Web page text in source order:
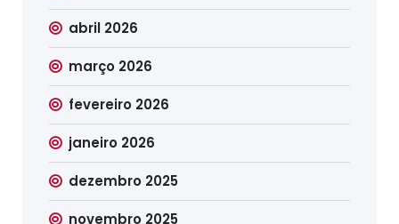
abril 2026
março 2026
fevereiro 2026
janeiro 2026
dezembro 2025
novembro 2025